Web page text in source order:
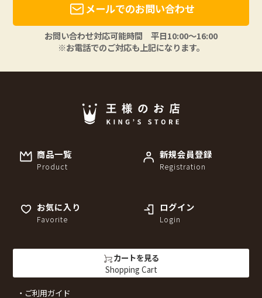
メールでのお問い合わせ
お問い合わせ対応可能時間 平日10:00〜16:00
※お電話でのご対応も上記になります。
商品一覧
Product
新規会員登録
Registration
お気に入り
Favorite
ログイン
Login
カートを見る
Shopping Cart
ご利用ガイド